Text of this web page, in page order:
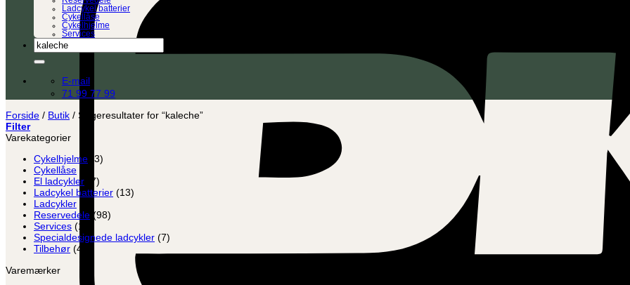
Ladcykel batterier
Cykellåse
Cykelhjelme
Services
Søg
efter:
E-mail
71 99 77 99
Forside / Butik / Søgeresultater for “kaleche”
Filter
Varekategorier
Cykelhjelme (3)
Cykellåse
El ladcykler
(7)
Ladcykel batterier (13)
Ladcykler
Reservedele (98)
Services (12)
Specialdesignede ladcykler (7)
Tilbehør (45)
Varemærker